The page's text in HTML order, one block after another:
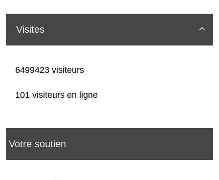

Visites
6499423 visiteurs
101 visiteurs en ligne
Votre soutien